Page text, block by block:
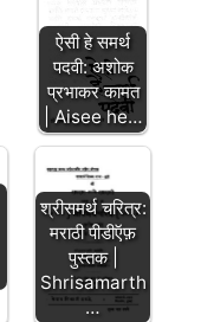
ऐसी हे समर्थ
पदवी: अशोक
प्रभाकर कामत
| Aisee he…
श्रीसमर्थ चरित्र:
मराठी पीडीऍफ़
पुस्तक |
Shrisamarth
…